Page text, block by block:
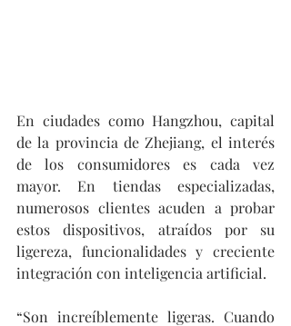
En ciudades como Hangzhou, capital
de la provincia de Zhejiang, el interés
de los consumidores es cada vez
mayor. En tiendas especializadas,
numerosos clientes acuden a probar
estos dispositivos, atraídos por su
ligereza, funcionalidades y creciente
integración con inteligencia artificial.
“Son increíblemente ligeras. Cuando